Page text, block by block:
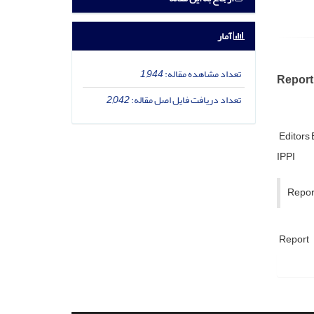
Report
Editors
IPPI
Report
آمار
تعداد مشاهده مقاله:1,944
تعداد دریافت فایل اصل مقاله:2,042